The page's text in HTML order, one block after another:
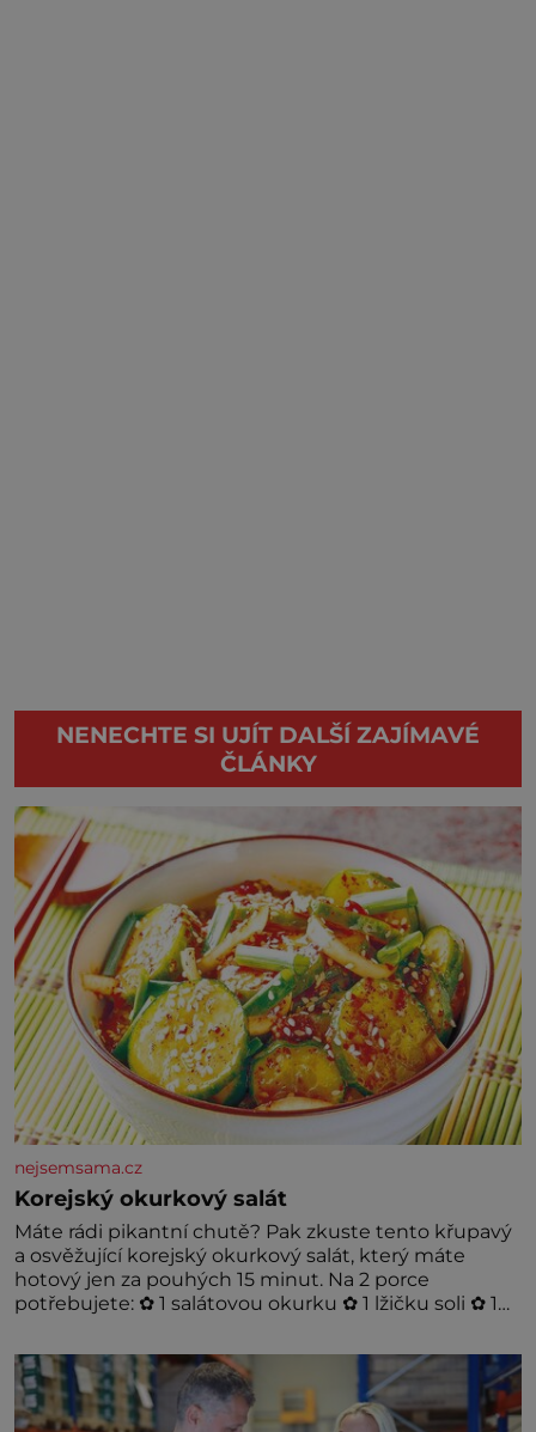
NENECHTE SI UJÍT DALŠÍ ZAJÍMAVÉ
ČLÁNKY
nejsemsama.cz
Korejský okurkový salát
Máte rádi pikantní chutě? Pak zkuste tento křupavý
a osvěžující korejský okurkový salát, který máte
hotový jen za pouhých 15 minut. Na 2 porce
potřebujete: ✿ 1 salátovou okurku ✿ 1 lžičku soli ✿ 1
rýžového octa ✿ 1 lžičku sezamového oleje ✿ 1 lžičku
chilli ✿ 1 lžičku cukru ✿ 1 jarní cibulku ✿ 1 lžíci
sezamových semínek